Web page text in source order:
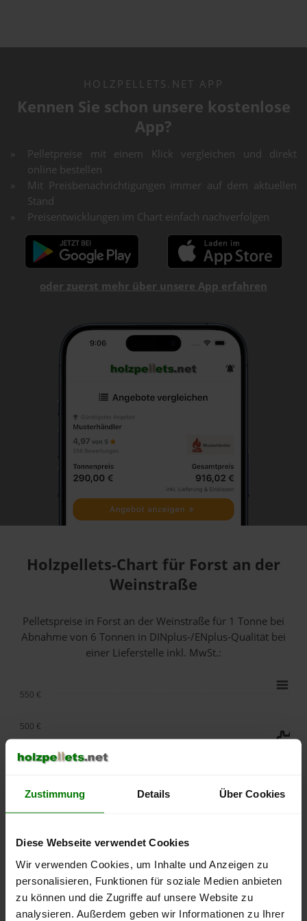
Zustimmung Details Über Cookies
Diese Webseite verwendet Cookies
Wir verwenden Cookies, um Inhalte und Anzeigen zu
personalisieren, Funktionen für soziale Medien anbieten
zu können und die Zugriffe auf unsere Website zu
analysieren. Außerdem geben wir Informationen zu Ihrer
HOLZPELLETS.NET APP
Kennen Sie schon unsere kostenlose
App?
Pelletpreise mit einem Klick vergleichen und direkt
online bestellen
Mit Preisbenachrichtigungen immer auf dem aktuellen
Stand
Preisentwicklungen im Chart einfach nachverfolgen
oder zuerst mehr über unsere App erfahren
Holzpellets-Chart für Forst an der
Weinstraße
Pelletspreise in Forst an der Weinstraße für 1 Tonne bei
Abnahmevon 6 Tonnen in DINplus-/ENplus-Qualität bei
einer Lieferstelle inkl. MwSt.:
September
2025
Januar
2026
Mai
2026
250 €
400 €
450 €
500 €
550 €